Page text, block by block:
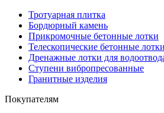
Тротуарная плитка
Бордюрный камень
Прикромочные бетонные лотки
Телескопические бетонные лотки
Дренажные лотки для
Ступени вибропресованные
Гранитные изделия
Покупателям